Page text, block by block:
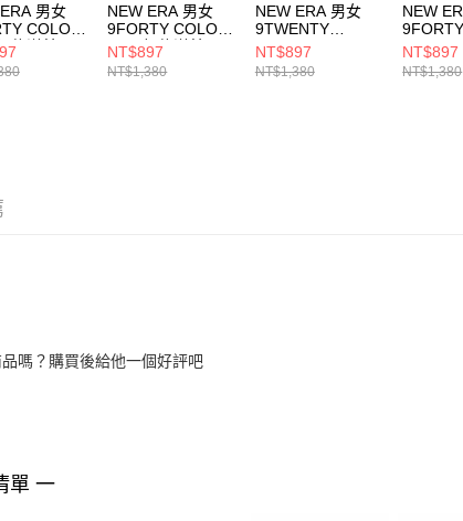
男女
COLOR
約洋基
NEW ERA 男女
9FORTY COLOR
ERA 紐約洋基
NE14499510
NT$897
NT$1,380
NEW ERA 男女
9TWENTY
COLOR ERA
FW25 紐約洋基 石
灰(骨灰)
NT$897
NT$1,380
NEW
ERA
基 褪藍
NT$897
NT$1,380
嗎？購買後給他一個好評吧
單 一